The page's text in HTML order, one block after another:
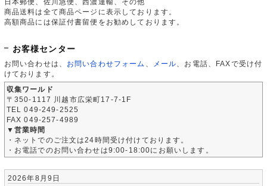
商品送料は全て商品ページに表示しております。
高額商品には保証付書留便をお勧めしております。
お客様センター
お問い合わせは、 お問い合わせフォーム メール 、お電話、FAXで受け付
けております。
収集ワールド
〒350-1117 川越市広栄町17-7-1F
TEL 049-249-2525
FAX 049-257-4989
▼営業時間
・ネットでのご注文は24時間受け付けております。
・お電話でのお問い合わせは9:00-18:00にお願いします。
2026年8月9日